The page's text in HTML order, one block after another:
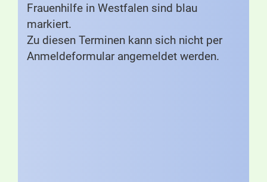
Frauenhilfe in Westfalen sind blau
markiert.
Zu diesen Terminen kann sich nicht per
Anmeldeformular angemeldet werden.